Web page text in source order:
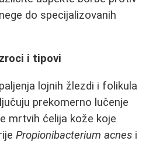
do specijalizovanih
i tipovi
lojnih žlezdi i folikula
prekomerno lučenje
mrtvih ćelija kože koje
Propionibacterium acnes i